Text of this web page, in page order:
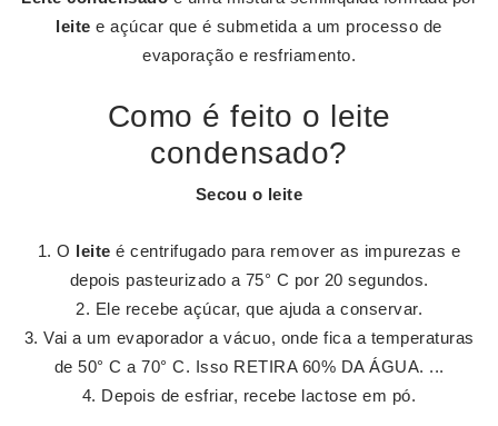
leite e açúcar que é submetida a um processo de
evaporação e resfriamento.
Como é feito o leite
condensado?
Secou o leite
O leite é centrifugado para remover as impurezas e
depois pasteurizado a 75° C por 20 segundos.
Ele recebe açúcar, que ajuda a conservar.
Vai a um evaporador a vácuo, onde fica a temperaturas
de 50° C a 70° C. Isso RETIRA 60% DA ÁGUA. ...
Depois de esfriar, recebe lactose em pó.